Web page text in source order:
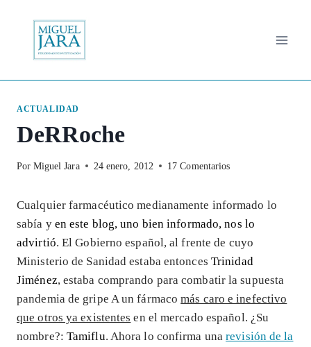
contenido
ACTUALIDAD
DeRRoche
Por Miguel Jara 24 enero, 2012 17 Comentarios
Cualquier farmacéutico medianamente informado lo
sabía y en este blog, uno bien informado, nos lo
advirtió. El Gobierno español, al frente de cuyo
Ministerio de Sanidad estaba entonces Trinidad
Jiménez, estaba comprando para combatir la supuesta
pandemia de gripe A un fármacomás caro e inefectivo
que otros ya existentes en el mercado español. ¿Su
nombre?: Tamiflu. Ahora lo confirma unarevisión de la